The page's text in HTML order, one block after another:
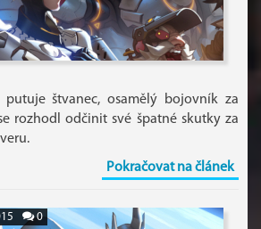
putuje štvanec, osamělý bojovník za
rozhodl odčinit své špatné skutky za
Pokračovat na článek
0